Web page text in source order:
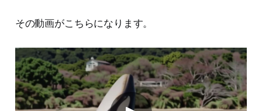
その動画がこちらになります。